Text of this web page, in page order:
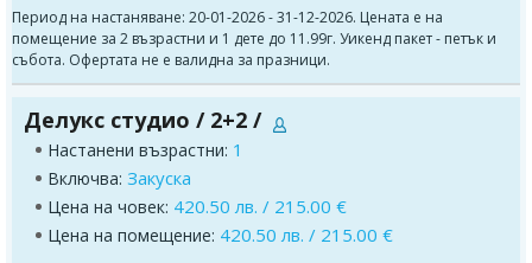
Период на настаняване: 20-01-2026 - 31-12-2026. Цената е на
помещение за 2 възрастни и 1 дете до 11.99г. Уикенд пакет - петък и
събота. Офертата не е валидна за празници.
Делукс студио / 2+2 /
Настанени възрастни: 1
Включва: Закуска
Цена на човек: 420.50 лв. / 215.00 €
Цена на помещение: 420.50 лв. / 215.00 €